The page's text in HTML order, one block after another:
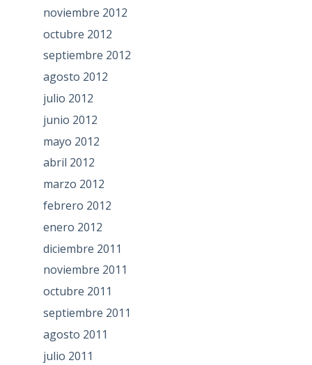
noviembre 2012
octubre 2012
septiembre 2012
agosto 2012
julio 2012
junio 2012
mayo 2012
abril 2012
marzo 2012
febrero 2012
enero 2012
diciembre 2011
noviembre 2011
octubre 2011
septiembre 2011
agosto 2011
julio 2011